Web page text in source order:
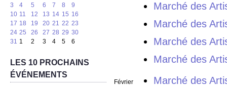
3
4 5 6 7 8
9
10 11 12 13 14 15 16
17 18 19 20 21 22 23
24 25 26 27 28 29 30
31 1 2 3 4 5 6
LES 10 PROCHAINS
ÉVÉNEMENTS
Marché des
Marché des
Marché des
Marché des
Février
Marché des